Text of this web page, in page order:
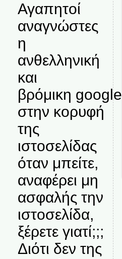
Αγαπητοί
αναγνώστες
η
ανθελληνική
και
βρόμικη google
στην κορυφή
της
ιστοσελίδας
όταν μπείτε,
αναφέρει μη
ασφαλής την
ιστοσελίδα,
ξέρετε γιατί;;;
Διότι δεν της